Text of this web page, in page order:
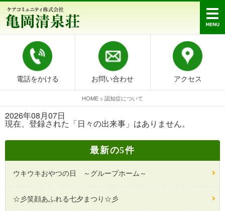
電話をかける お問い合わせ アクセス
HOME > 認知症について
2026年08月07日
現在、登録された「日々の出来事」はありません。
最新の5件
ウキウキおやつの日 ～グループホーム～
☆彡笑顔あふれる七夕まつり☆彡